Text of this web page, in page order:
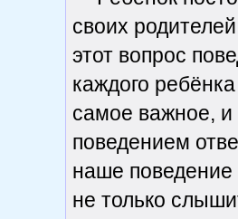
своих
этот вопрос
каждого
самое важное,
поведением
наше
не только